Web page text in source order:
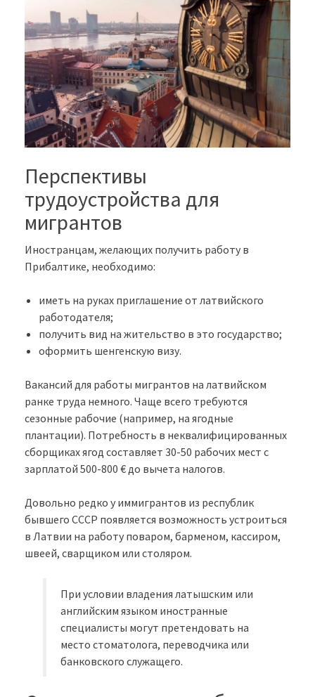
Перспективы
трудоустройства для
мигрантов
Иностранцам, желающих получить работу в
Прибалтике, необходимо:
иметь на руках приглашение от латвийского
работодателя;
получить вид на жительство в это государство;
оформить шенгенскую визу.
Вакансий для работы мигрантов на латвийском
ранке труда немного. Чаще всего требуются
сезонные рабочие (например, на ягодные
плантации). Потребность в неквалифицированных
сборщиках ягод составляет 30-50 рабочих мест с
зарплатой 500-800 € до вычета налогов.
Довольно редко у иммигрантов из республик
бывшего СССР появляется возможность устроиться
в Латвии на работу поваром, барменом, кассиром,
швеей, сварщиком или столяром.
При условии владения латышским или
английским языком иностранные
специалисты могут претендовать на
место стоматолога, переводчика или
банковского служащего.